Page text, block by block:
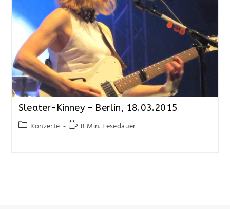
Sleater-Kinney – Berlin, 18.03.2015
Konzerte 8 Min. Lesedauer